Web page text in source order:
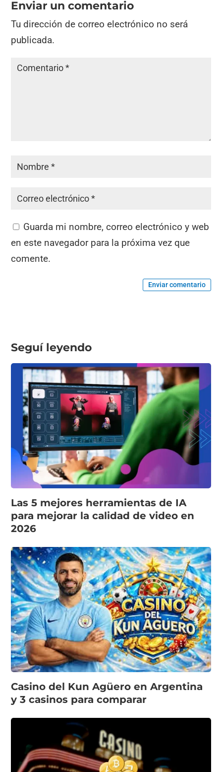
Enviar un comentario
Tu dirección de correo electrónico no será
publicada.
Guarda mi nombre, correo electrónico y web
en este navegador para la próxima vez que
comente.
Enviar comentario
Seguí leyendo
Las 5 mejores herramientas de IA
para mejorar la calidad de video en
2026
Casino del Kun Agüero en Argentina
y 3 casinos para comparar